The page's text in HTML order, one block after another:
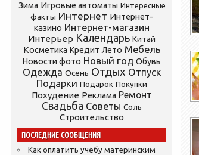
Зима Игровые автоматы Интересные
факты Интернет Интернет-
казино Интернет-магазин
Интерьер Календарь Китай
Косметика Кредит Лето Мебель
Новости фото Новый год Обувь
Одежда Осень Отдых Отпуск
Подарки Подарок Покупки
Похудение Реклама Ремонт
Свадьба Советы Соль
Строительство
ПОСЛЕДНИЕ СООБЩЕНИЯ
Как оплатить учёбу материнским